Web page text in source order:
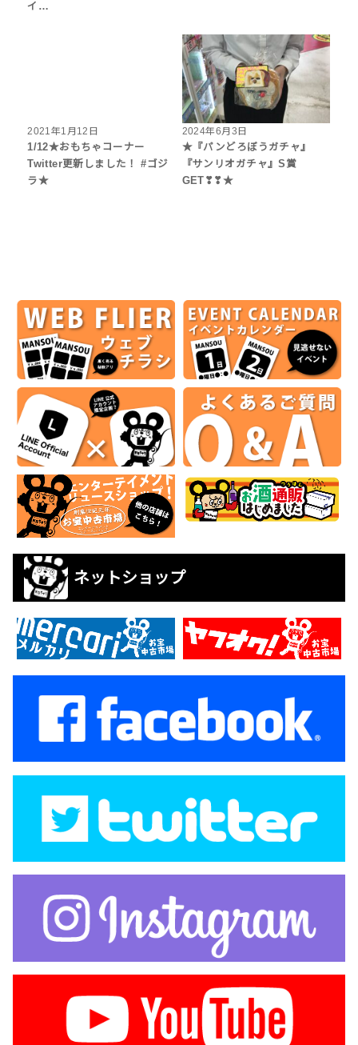
イ…
2021年1月12日
1/12★おもちゃコーナー
Twitter更新しました！ #ゴジ
ラ★
2024年6月3日
★『パンどろぼうガチャ』
『サンリオガチャ』S賞
GET❣❣★
ネットショップ